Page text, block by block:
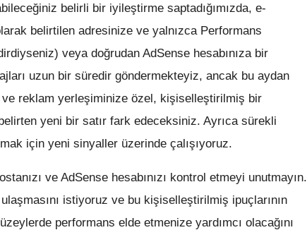
belirli bir iyileştirme saptadığımızda, e-
belirtilen adresinize ve yalnızca Performans
veya doğrudan AdSense hesabınıza bir
uzun bir süredir göndermekteyiz, ancak bu aydan
ve reklam yerleşiminize özel, kişiselleştirilmiş bir
yeni bir satır fark edeceksiniz. Ayrıca sürekli
için yeni sinyaller üzerinde çalışıyoruz.
ve AdSense hesabınızı kontrol etmeyi unutmayın.
istiyoruz ve bu kişiselleştirilmiş ipuçlarının
performans elde etmenize yardımcı olacağını